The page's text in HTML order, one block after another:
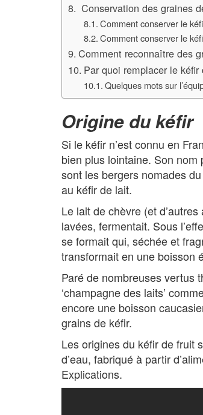
Conservation des graines
Comment conserver le
Comment conserver le
Comment reconnaître des
Par quoi remplacer le kéfir
Quelques mots sur
Origine du kéfir
Si le kéfir n’est connu en
bien plus lointaine. Son nom
sont les bergers nomades
au kéfir de lait.
Le lait de chèvre (et
lavées, fermentait. Sous
se formait qui, séchée et
transformait en une boisson
Paré de nombreuses vertus
‘champagne des laits’
encore une boisson
grains de kéfir.
Les origines du kéfir de fruit
d’eau, fabriqué à partir
Explications.